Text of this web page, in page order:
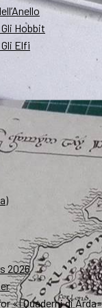
Hobbit
Elfi
2026
«I Quaderni di Arda»